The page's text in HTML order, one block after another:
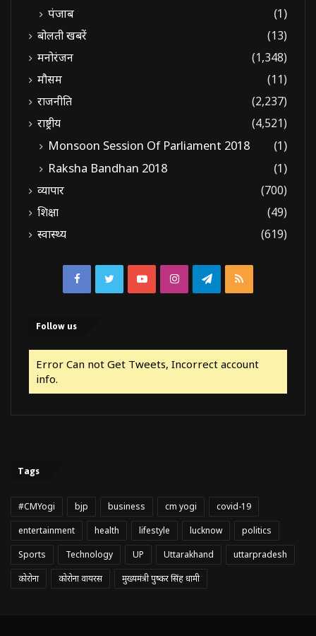
पंजाब
(1)
बोलती खबरें
(13)
मनोरंजन
(1,348)
मौसम
(11)
राजनीति
(2,237)
राष्ट्रीय
(4,521)
Monsoon Session Of Parliament 2018
(1)
Raksha Bandhan 2018
(1)
व्यापार
(700)
शिक्षा
(49)
स्वास्थ्य
(619)
FacebookTwitterYouTubeInstagramTelegram
RSS
Follow us
Error Can not Get Tweets, Incorrect account
info.
Tags
#CMYogi bjp business cm yogi
covid-19
entertainment
health lifestyle lucknow
politics
Sports
Technology UP Uttarakhand
uttarpradesh
कोरोना
कोरोना वायरस मुख्यमंत्री पुष्कर सिंह धामी